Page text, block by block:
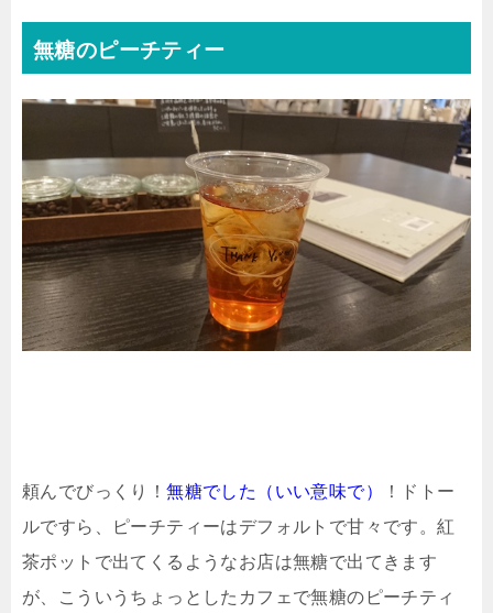
無糖のピーチティー
頼んでびっくり！無糖でした（いい意味で）
！ドトー
ルですら、ピーチティーはデフォルトで甘々です。紅
茶ポットで出てくるようなお店は無糖で出てきます
が、こういうちょっとしたカフェで無糖のピーチティ